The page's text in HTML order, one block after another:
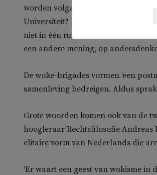
worden volgens hem helemaal
Universiteit? Dat is gewoon ‘raciale
niet in één ruimte willen met tokkie-
een andere mening, op
De woke-brigades vormen ‘een
samenleving bedreigen. Aldus
Grote woorden komen ook van de
hoogleraar Rechtsfilosofie
elitaire vorm van Nederlands die
‘Er waart een geest van wokisme in